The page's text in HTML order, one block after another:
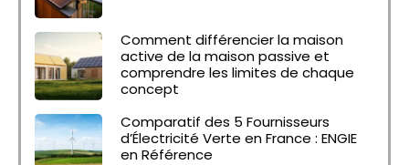
Comment différencier la maison
active de la maison passive et
comprendre les limites de chaque
concept
Comparatif des 5 Fournisseurs
d’Électricité Verte en France : ENGIE
en Référence